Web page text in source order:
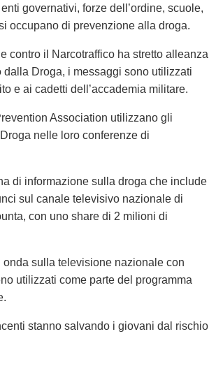
governativi, forze dell’ordine, scuole,
occupano di prevenzione alla droga.
contro il Narcotraffico ha stretto alleanza
Droga, i messaggi sono utilizzati
e ai cadetti dell’accademia militare.
Association utilizzano gli
nelle loro conferenze di
di informazione sulla droga che include
sul canale televisivo nazionale di
con uno share di 2 milioni di
sulla televisione nazionale con
utilizzati come parte del programma
stanno salvando i giovani dal rischio